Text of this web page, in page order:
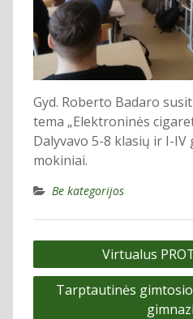
Gyd. Roberto Badaro
tema „Elektroninės
Dalyvavo 5-8 klasių ir I-
mokiniai.
Be kategorijos
Navigacija
tarp
įrašų
Virtualus
Tarptautinės